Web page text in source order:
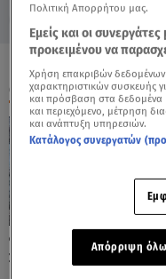
ΟΛΑ ΤΑ ΒΙΝΤΕΟ
Φωτιές: Στάχτη Το Πράσινο
Στολίδι Της Δυτικής Αττικής
Πολιτική Απορρήτου μας.
Εμείς και οι
προκειμένου να
Χρήση επακριβών
χαρακτηριστικών συσκευής
και πρόσβαση στα δεδομένα
και περιεχόμενο, μέτρηση
και ανάπτυξη υπηρεσιών.
Κατάλογος συνεργατών
Απόρριψη